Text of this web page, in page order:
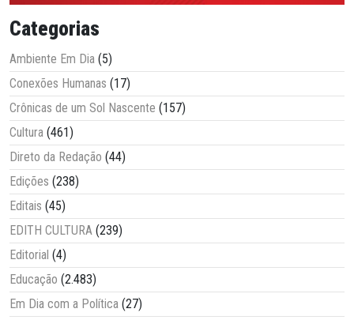
Categorias
Ambiente Em Dia (5)
Conexões Humanas (17)
Crônicas de um Sol Nascente (157)
Cultura (461)
Direto da Redação (44)
Edições (238)
Editais (45)
EDITH CULTURA (239)
Editorial (4)
Educação (2.483)
Em Dia com a Política (27)